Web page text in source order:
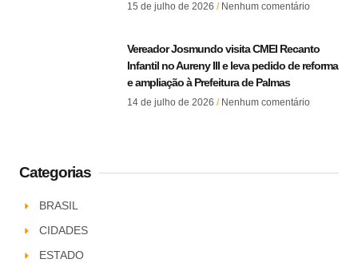
15 de julho de 2026 Nenhum comentário
Vereador Josmundo visita CMEI Recanto
Infantil no Aureny III e leva pedido de reforma
e ampliação à Prefeitura de Palmas
14 de julho de 2026 Nenhum comentário
Categorias
BRASIL
CIDADES
ESTADO